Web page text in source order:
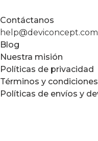
Contáctanos
help@deviconcept.com
Blog
Nuestra misión
Políticas de privacidad
Términos y condiciones
Políticas de envíos y